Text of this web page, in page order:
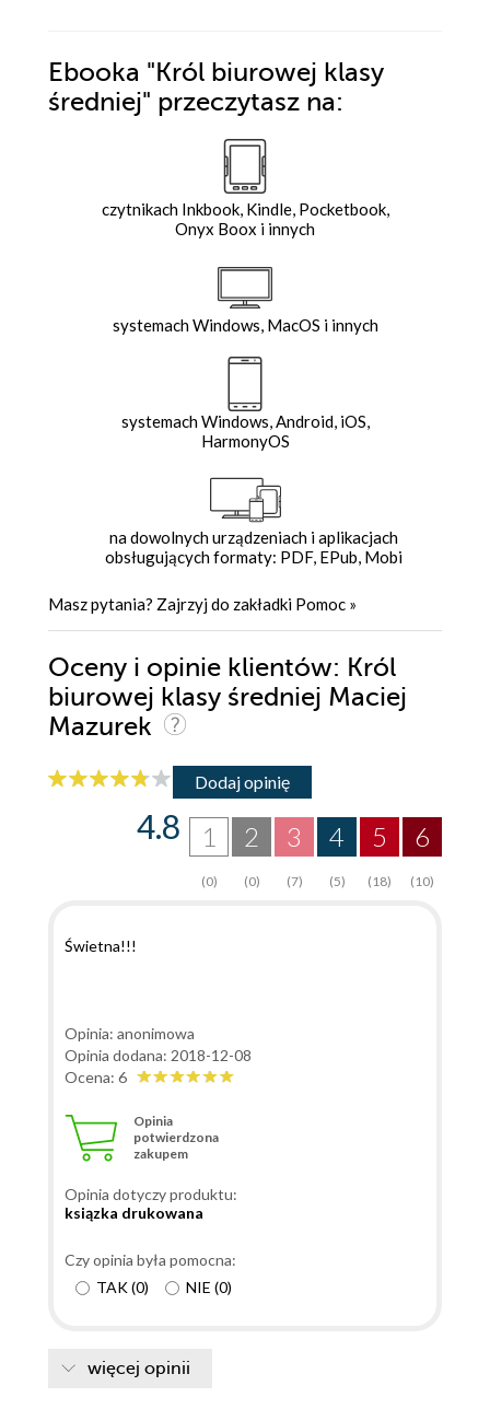
Ebooka "Król biurowej klasy
średniej" przeczytasz na:
czytnikach Inkbook, Kindle, Pocketbook,
Onyx Boox i innych
systemach Windows, MacOS i innych
systemach Windows, Android, iOS,
HarmonyOS
na dowolnych urządzeniach i aplikacjach
obsługujących formaty: PDF, EPub, Mobi
Masz pytania? Zajrzyj do zakładki Pomoc »
Oceny i opinie klientów: Król
biurowej klasy średniej Maciej
Mazurek
Dodaj opinię
6
(10)
5
(18)
4
(5)
3
(7)
2
(0)
1
(0)
4.8
Świetna!!!
Opinia: anonimowa
Opinia dodana: 2018-12-08
Ocena: 6
Opinia
potwierdzona
zakupem
Opinia dotyczy produktu:
ksiązka drukowana
Czy opinia była pomocna:
TAK(0) NIE (0)
więcej opinii